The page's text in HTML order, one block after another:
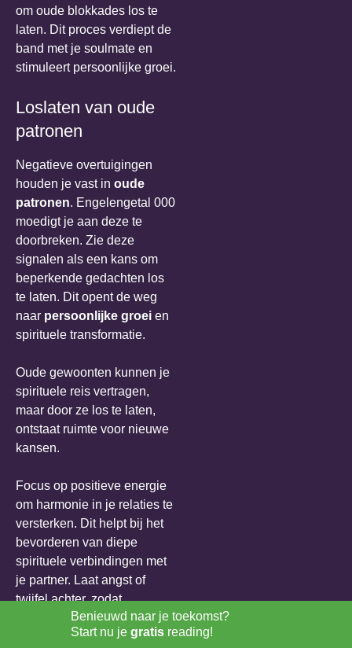
om oude blokkades los te
laten. Dit proces verdiept de
band met je soulmate en
stimuleert persoonlijke groei.
Loslaten van oude
patronen
Negatieve overtuigingen
houden je vast in oude
patronen. Engelengetal 000
moedigt je aan deze te
doorbreken. Zie deze
signalen als een kans om
beperkende gedachten los
te laten. Dit opent de weg
naar persoonlijke groei en
spirituele transformatie.
Oude gewoonten kunnen je
spirituele reis vertragen,
maar door ze los te laten,
ontstaat ruimte voor nieuwe
kansen.
Focus op positieve energie
om harmonie in je relaties te
versterken. Dit helpt bij het
bevorderen van diepe
spirituele verbindingen met
je partner. Laat angst of
twijfel achter, zodat
universelere energieën je
kunnen begeleiden.
Benieuwd naar je toekomst?
Start nu je gratis reading!